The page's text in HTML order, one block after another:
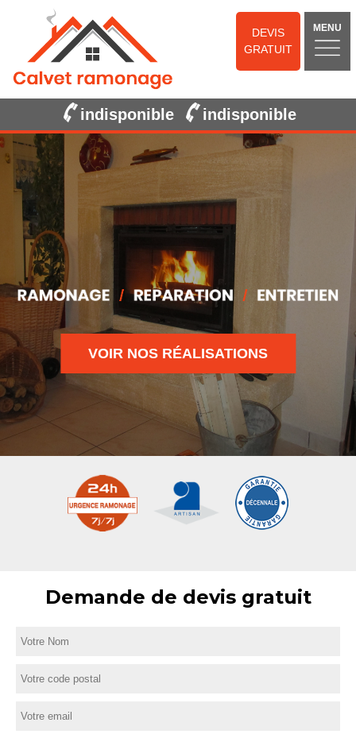
DEVIS
GRATUIT
MENU
indisponible indisponible
VOIR NOS RÉALISATIONS
Demande de devis gratuit